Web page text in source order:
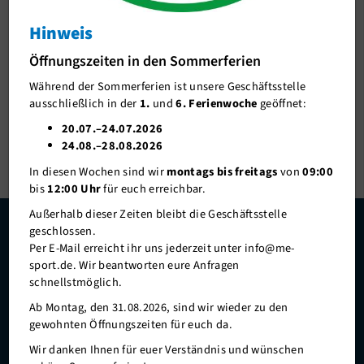
Ansprechpartnerin:
Gruppenleitung / Organisation
schwimmkurse@me-sport.de
Danke an unsere Hauptsponsoren und Unterstützer
Gesundheit und Fitness
Outdoor
Wassersport
Denksport
Tanzsport
Sport A-Z
me-sport STUDIO
me-sport PLUS
Hinweis
Öffnungszeiten in den Sommerferien
Während der Sommerferien ist unsere Geschäftsstelle
ausschließlich in der 1. und6. Ferienwochegeöffnet:
20.07.–24.07.2026
24.08.–28.08.2026
In diesen Wochen sind wirmontags bis freitagsvon09:00
bis12:00 Uhrfür euch erreichbar.
Außerhalb dieser Zeiten bleibt die Geschäftsstelle
geschlossen.
Per E-Mail erreicht ihr uns jederzeit unter info@me-
sport.de. Wir beantworten eure Anfragen
schnellstmöglich.
Ab Montag, den 31.08.2026, sind wir wieder zu den
gewohnten Öffnungszeiten für euch da.
Wir danken Ihnen für euer Verständnis und wünschen